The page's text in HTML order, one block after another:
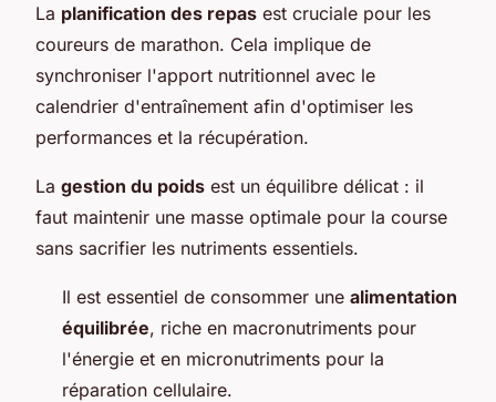
La planification des repas est cruciale pour les
coureurs de marathon. Cela implique de
synchroniser l'apport nutritionnel avec le
calendrier d'entraînement afin d'optimiser les
performances et la récupération.
La gestion du poids est un équilibre délicat : il
faut maintenir une masse optimale pour la course
sans sacrifier les nutriments essentiels.
Il est essentiel de consommer une alimentation
équilibrée, riche en macronutriments pour
l'énergie et en micronutriments pour la
réparation cellulaire.